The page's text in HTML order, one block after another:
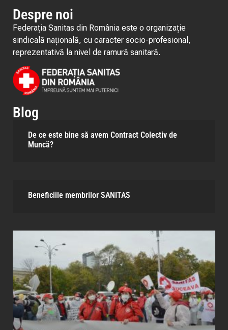
Despre noi
Federația Sanitas din România este o organizație
sindicală națională, cu caracter socio-profesional,
reprezentativă la nivel de ramură sanitară.
Blog
De ce este bine să avem Contract Colectiv de
Muncă?
Beneficiile membrilor SANITAS​